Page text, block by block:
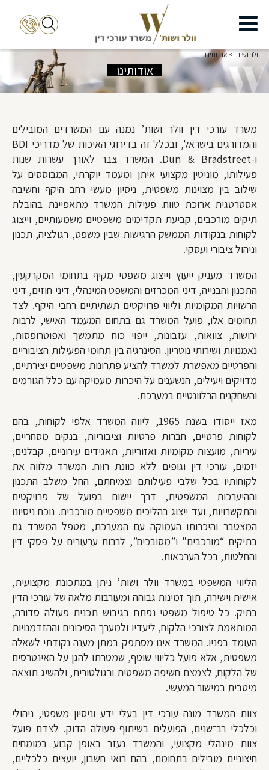
אודותינו
וולר ושות' > אודותינו
משרד עורכי דין וולר ושות’ נמנה עם המשרדים המובילים
והמדורגים בישראל, ובכלל זה בדירוגי האיכות של מדריכי BDI
ו-Dun & Bradstreet. המשרד צבר לאורך עשרות שנות
פעילותו, מוניטין מקצועי איתן ומעמד יוקרתי, המבוססים על
שילוב בין מצוינות משפטית, ניסיון מעשי רחב היקף וחשיבה
אסטרטגית ארוכת טווח. פעילות המשרד מתאפיינת בהובלת
תיקים מורכבים, קביעת תקדימים משפטיים משמעותיים, וייצוג
לקוחות בנקודות הממשק הרגישות שבין משפט, רגולציה, תכנון
וניהול ציבורי ועסקי.
המשרד מעניק ייעוץ וייצוג משפטי מקיף בתחומי המקרקעין,
התכנון והבנייה, דיני המכרזים והמשפט המינהלי, דיני חוזים, דיני
הרשויות המקומיות וליווי פרויקטים תשתיתיים רחבי היקף. לצד
תחומים אלו, פועל המשרד גם בתחום המעמד האישי, לרבות
ירושות, צוואות, עזבונות, ייפוי כוח מתמשך ואפוטרופסות,
נאמנויות ושירותי נוטריון. הסינרגיה בין תחומי הפעילות הציבוריים
והפרטיים מאפשרת למשרד להציע פתרונות משפטיים יצירתיים,
מדויקים ויעילים, הנשענים על היכרות מעמיקה עם כלל הגורמים
והשחקנים הרלוונטיים במערכת.
מאז ייסודו בשנת 1965, ליווה המשרד אלפי לקוחות, בהם
לקוחות פרטיים, חברות פרטיות וציבוריות, בנקים מסחריים,
עיריות, מועצות מקומיות ואזוריות, תאגידים עירוניים, קבלנים,
יזמים, עורכי דין וגופים ללא כוונת רווח. המשרד מלווה את
לקוחותיו בכל שלבי פעילותם וצמיחתם, החל משלב התכנון
וההיערכות המשפטית, דרך יישום בפועל של פרויקטים
והתקשרויות, ועד ייצוג בהליכים משפטיים מורכבים. נוכח ניסיונו
המצטבר והיכרותו העמוקה עם המערכת, מטפל המשרד גם
בתיקים “מורכבים” ו”מסובכים”, לרבות ערעורים על פסקי דין
והחלטות, בכל הערכאות.
הליווי המשפטי במשרד וולר ושות’ ניתן במתכונת מקצועית,
אישית וישירה, תוך זמינות גבוהה ומעורבות מלאה של עורכי הדין
בתיק. כל טיפול משפטי נפתח בגיבוש תכנית פעולה סדורה,
המותאמת לצורכי הלקוח, ליעדיו ולמערך הסיכונים וההזדמנויות
העומד בפניו. המשרד אינו מסתפק במתן מענה נקודתי לשאלה
משפטית, אלא פועל כליווי שוטף, שמטרתו להגן על האינטרסים
של הלקוח, לצמצם חשיפה משפטית ורגולטורית, ולהשיג תוצאה
מיטבית במישור המעשי.
צוות המשרד מונה עורכי דין בעלי ידע וניסיון משפטי, ניהולי
וכלכלי רב־שנים, הפועלים בשיתוף פעולה הדוק. לצדם פועל
צוות מינהלי מקצועי, והמשרד נעזר באופן קבוע במומחים
חיצוניים מובילים בתחומם, בהם רואי חשבון, יועצים כלכליים,